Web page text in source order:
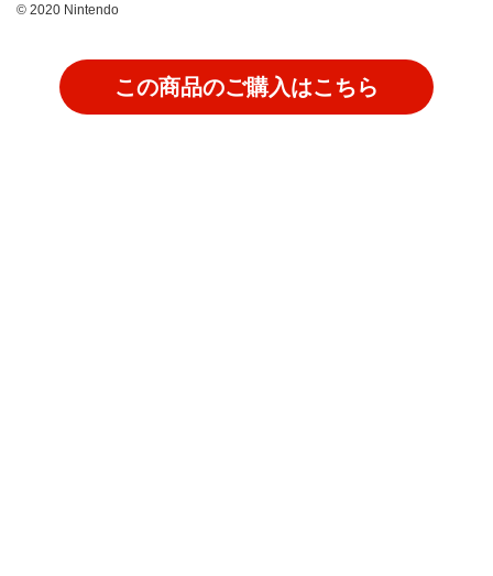
© 2020 Nintendo
この商品のご購入はこちら